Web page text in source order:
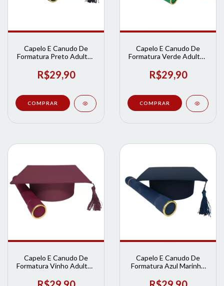
Capelo E Canudo De
Formatura Preto Adulto |
R$29,90
Capelo E Canudo De
Formatura Verde Adulto |
R$29,90
Capelo E Canudo De
Formatura Vinho Adulto |
Capelo E Canudo De
Formatura Azul Marinho
Formatura